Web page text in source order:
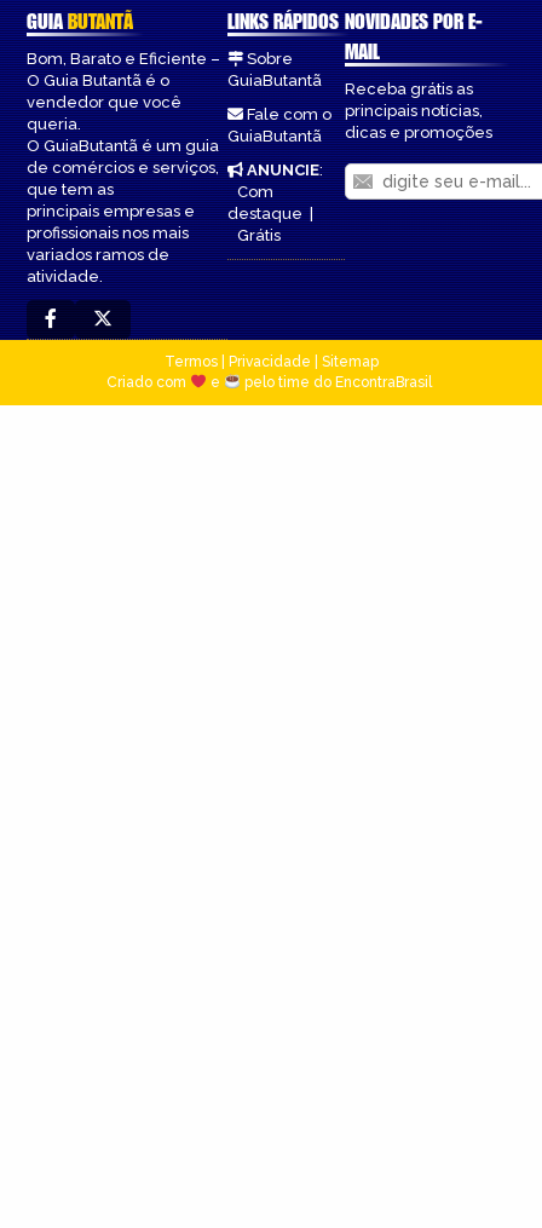
GUIABUTANTÃ
Bom, Barato e Eficiente –
O Guia Butantã é o
vendedor que você
queria.
O GuiaButantã é um guia
de comércios e serviços,
que tem as
principais empresas e
profissionais nos mais
variados ramos de
atividade.
LINKS RÁPIDOS
Sobre
GuiaButantã
Fale com o
GuiaButantã
ANUNCIE:
Com
destaque|
Grátis
NOVIDADES POR E-
MAIL
Receba grátis as
principais notícias,
dicas e promoções
Termos| Privacidade
Sitemap
Criado com
e pelo time do EncontraBrasil